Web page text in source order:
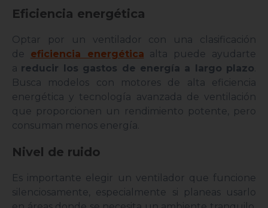
Eficiencia energética
Optar por un ventilador con una clasificación
de eficiencia energética alta puede ayudarte
a reducir los gastos de energía a largo plazo
Busca modelos con motores de alta eficiencia
energética y tecnología avanzada de ventilación
que proporcionen un rendimiento potente, pero
consuman menos energía.
Nivel de ruido
Es importante elegir un ventilador que funcione
silenciosamente, especialmente si planeas usarlo